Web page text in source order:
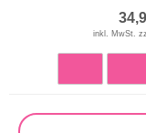
inkl. MwSt.